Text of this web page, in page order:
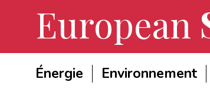
European
Énergie Environnement